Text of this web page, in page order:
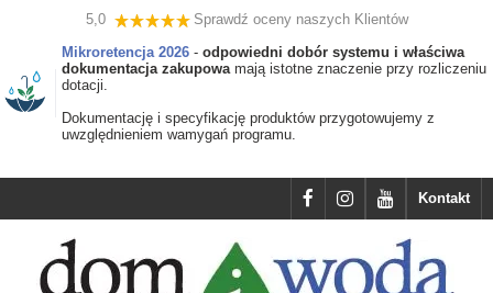
5,0
Sprawdź oceny naszych Klientów
Mikroretencja 2026 - odpowiedni dobór systemu i właściwa
dokumentacja zakupowamają istotne znaczenie przy rozliczeniu
dotacji.
Dokumentację i specyfikację produktów przygotowujemy z
uwzględnieniem wamygań programu.
Kontakt